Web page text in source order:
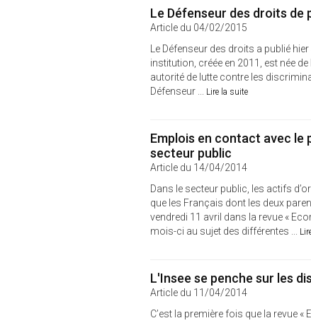
Le Défenseur des droits
Article du 04/02/2015
Le Défenseur des droits a publié
institution, créée en 2011, est née
autorité de lutte contre les
Défenseur ...
Lire la suite
Emplois en contact avec le
secteur public
Article du 14/04/2014
Dans le secteur public, les actifs
que les Français dont les deux
vendredi 11 avril dans la revue «
mois-ci au sujet des différentes ...
L'Insee se penche sur les
Article du 11/04/2014
C’est la première fois que la revue